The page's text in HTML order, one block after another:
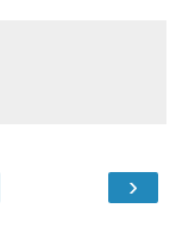
›